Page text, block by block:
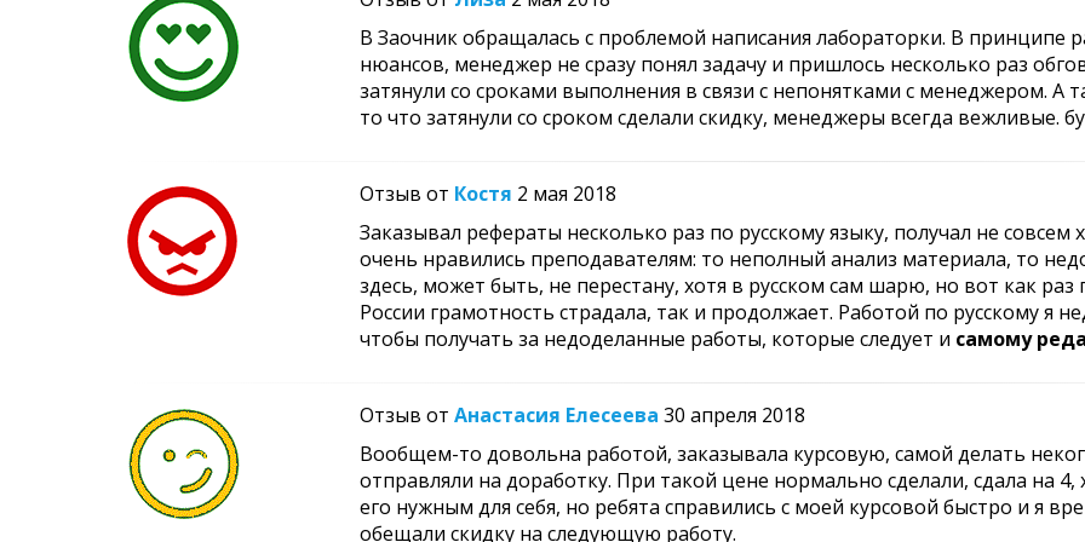
В Заочник обращалась с проблемой написания лабораторки. В принципе
нюансов, менеджер не сразу понял задачу и пришлось несколько раз
затянули со сроками выполнения в связи с непонятками с менеджером. А
то что затянули со сроком сделали скидку, менеджеры всегда вежливые.
Отзыв от Костя 2 мая 2018
Заказывал рефераты несколько раз по русскому языку, получал не
очень нравились преподавателям: то неполный анализ материала, то
здесь, может быть, не перестану, хотя в русском сам шарю, но вот как раз
России грамотность страдала, так и продолжает. Работой по русскому я
чтобы получать за недоделанные работы, которые следует и самому
Отзыв от Анастасия Елесеева 30 апреля 2018
Вообщем-то довольна работой, заказывала курсовую, самой делать
отправляли на доработку. При такой цене нормально сделали, сдала на
его нужным для себя, но ребята справились с моей курсовой быстро и я
обещали скидку на следующую работу.